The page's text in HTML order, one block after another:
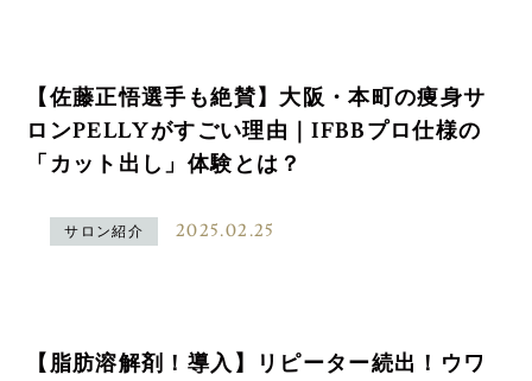
【佐藤正悟選手も絶賛】大阪・本町の痩身サ
ロンPELLYがすごい理由｜IFBBプロ仕様の
「カット出し」体験とは？
サロン紹介 2025.02.25
【脂肪溶解剤！導入】リピーター続出！ウワ